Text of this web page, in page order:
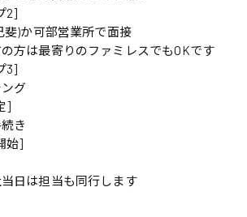
2]
)か可部営業所で面接
方は最寄りのファミレスでもOKです
3]
グ
]
き
始]
日は担当も同行します